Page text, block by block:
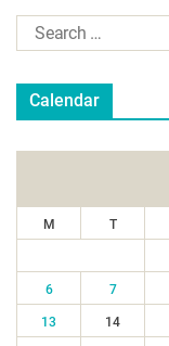
Calendar
M T
6 7
13 14